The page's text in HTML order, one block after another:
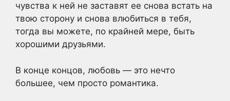
чувства к ней не заставят ее снова встать на
твою сторону и снова влюбиться в тебя,
тогда вы можете, по крайней мере, быть
хорошими друзьями.
В конце концов, любовь — это нечто
большее, чем просто романтика.